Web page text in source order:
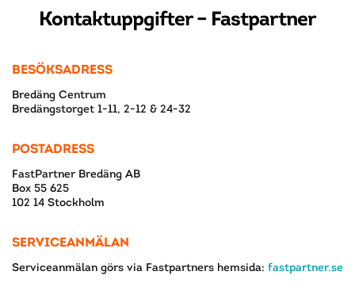
Kontaktuppgifter – Fastpartner
BESÖKSADRESS
Bredäng Centrum
Bredängstorget 1-11, 2-12 & 24-32
POSTADRESS
FastPartner Bredäng AB
Box 55 625
102 14 Stockholm
SERVICEANMÄLAN
Serviceanmälan görs via Fastpartners hemsida: fastpartner.se